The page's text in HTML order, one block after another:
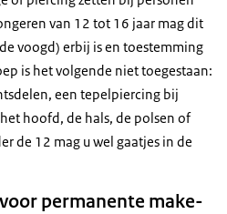
van 12 tot 16 jaar mag dit
voogd) erbij is en toestemming
is het volgende niet toegestaan:
een tepelpiercing bij
hoofd, de hals, de polsen of
de 12 mag u wel gaatjes in de
permanente make-